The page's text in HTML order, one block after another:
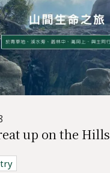
up on the Hills